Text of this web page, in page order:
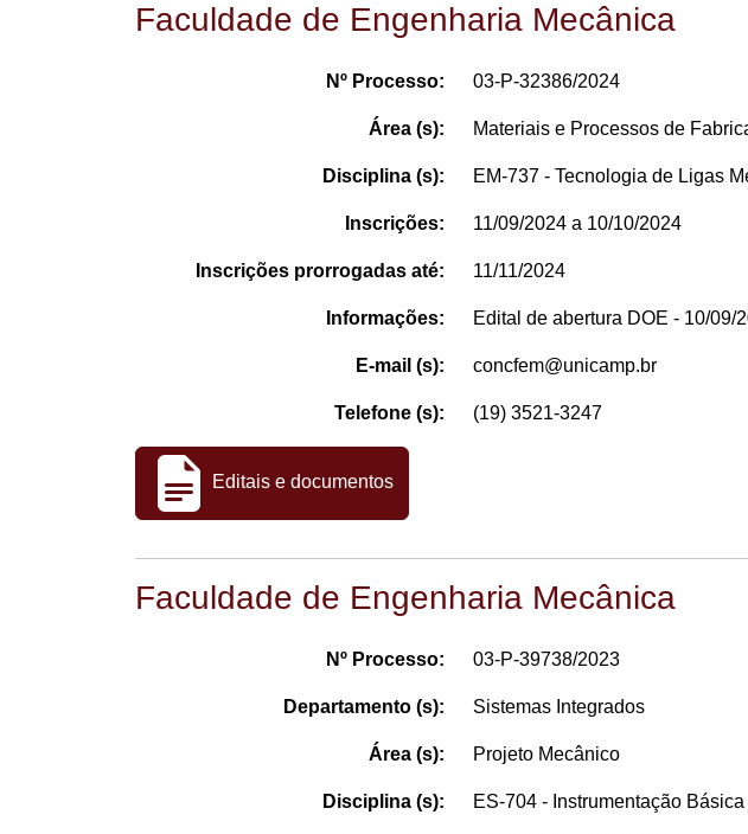
Faculdade de Engenharia Mecânica
Nº Processo: 03-P-32386/2024
Área (s): Materiais e Processos de
Disciplina (s): EM-737 - Tecnologia de Ligas
Inscrições: 11/09/2024 a 10/10/2024
Inscrições prorrogadas até: 11/11/2024
Informações: Edital de abertura DOE - 10/09/
E-mail (s): concfem@unicamp.br
Telefone (s): (19) 3521-3247
Editais e documentos
Faculdade de Engenharia Mecânica
Nº Processo: 03-P-39738/2023
Departamento (s): Sistemas Integrados
Área (s): Projeto Mecânico
Disciplina (s): ES-704 - Instrumentação Básica